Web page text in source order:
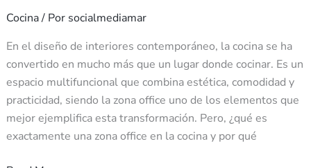
Cocina/ Por socialmediamar
En el diseño de interiores contemporáneo, la cocina se ha
convertido en mucho más que un lugar donde cocinar. Es un
espacio multifuncional que combina estética, comodidad y
practicidad, siendo la zona office uno de los elementos que
mejor ejemplifica esta transformación. Pero, ¿qué es
exactamente una zona office en la cocina y por qué